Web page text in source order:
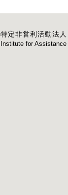
特定非営利活動法人
Institute for